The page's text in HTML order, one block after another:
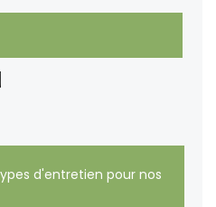
d'entretien pour nos